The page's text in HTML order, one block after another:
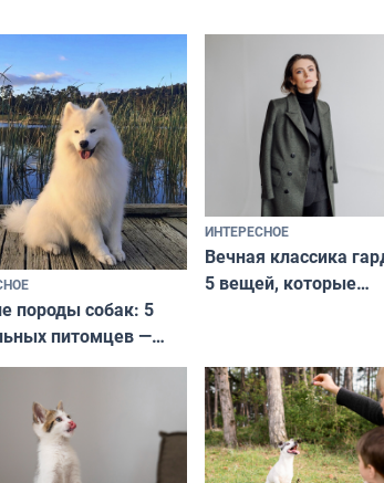
породы собак: 5
питомцев —
сокровища
ИНТЕРЕСНОЕ
Вечная классика
5 вещей, которые
и актуально в любой